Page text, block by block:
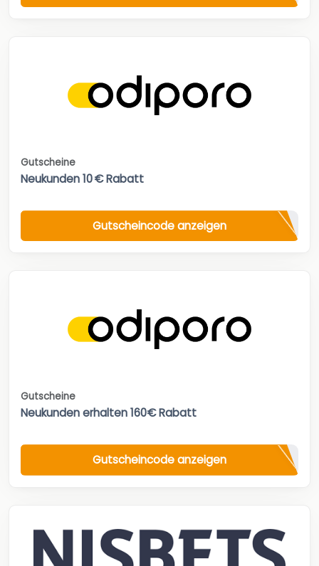
Gutscheine
Neukunden 10 € Rabatt
Gutscheincode anzeigen
Gutscheine
Neukunden erhalten 160€ Rabatt
Gutscheincode anzeigen